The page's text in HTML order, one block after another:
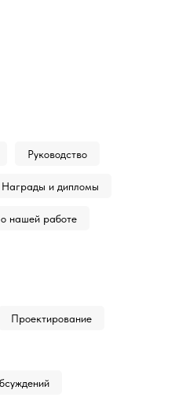
Руководство
Награды и дипломы
нашей работе
Проектирование